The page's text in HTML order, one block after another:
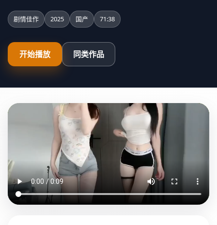
剧情佳作 2025 国产 71:38
开始播放 同类作品